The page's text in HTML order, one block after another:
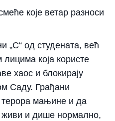
које ветар разноси
„С“ од студената, већ
лицима која користе
хаос и блокирају
Саду. Грађани
терора мањине и да
живи и дише нормално,